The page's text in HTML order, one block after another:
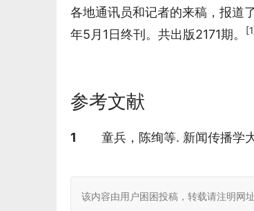
各地通讯员和记者的来稿，报道
年5月1日终刊。共出版2171期。
参考文献
参考文献
1 童兵，陈绚等. 新闻传播学
该内容由用户困困投稿，转载请注明